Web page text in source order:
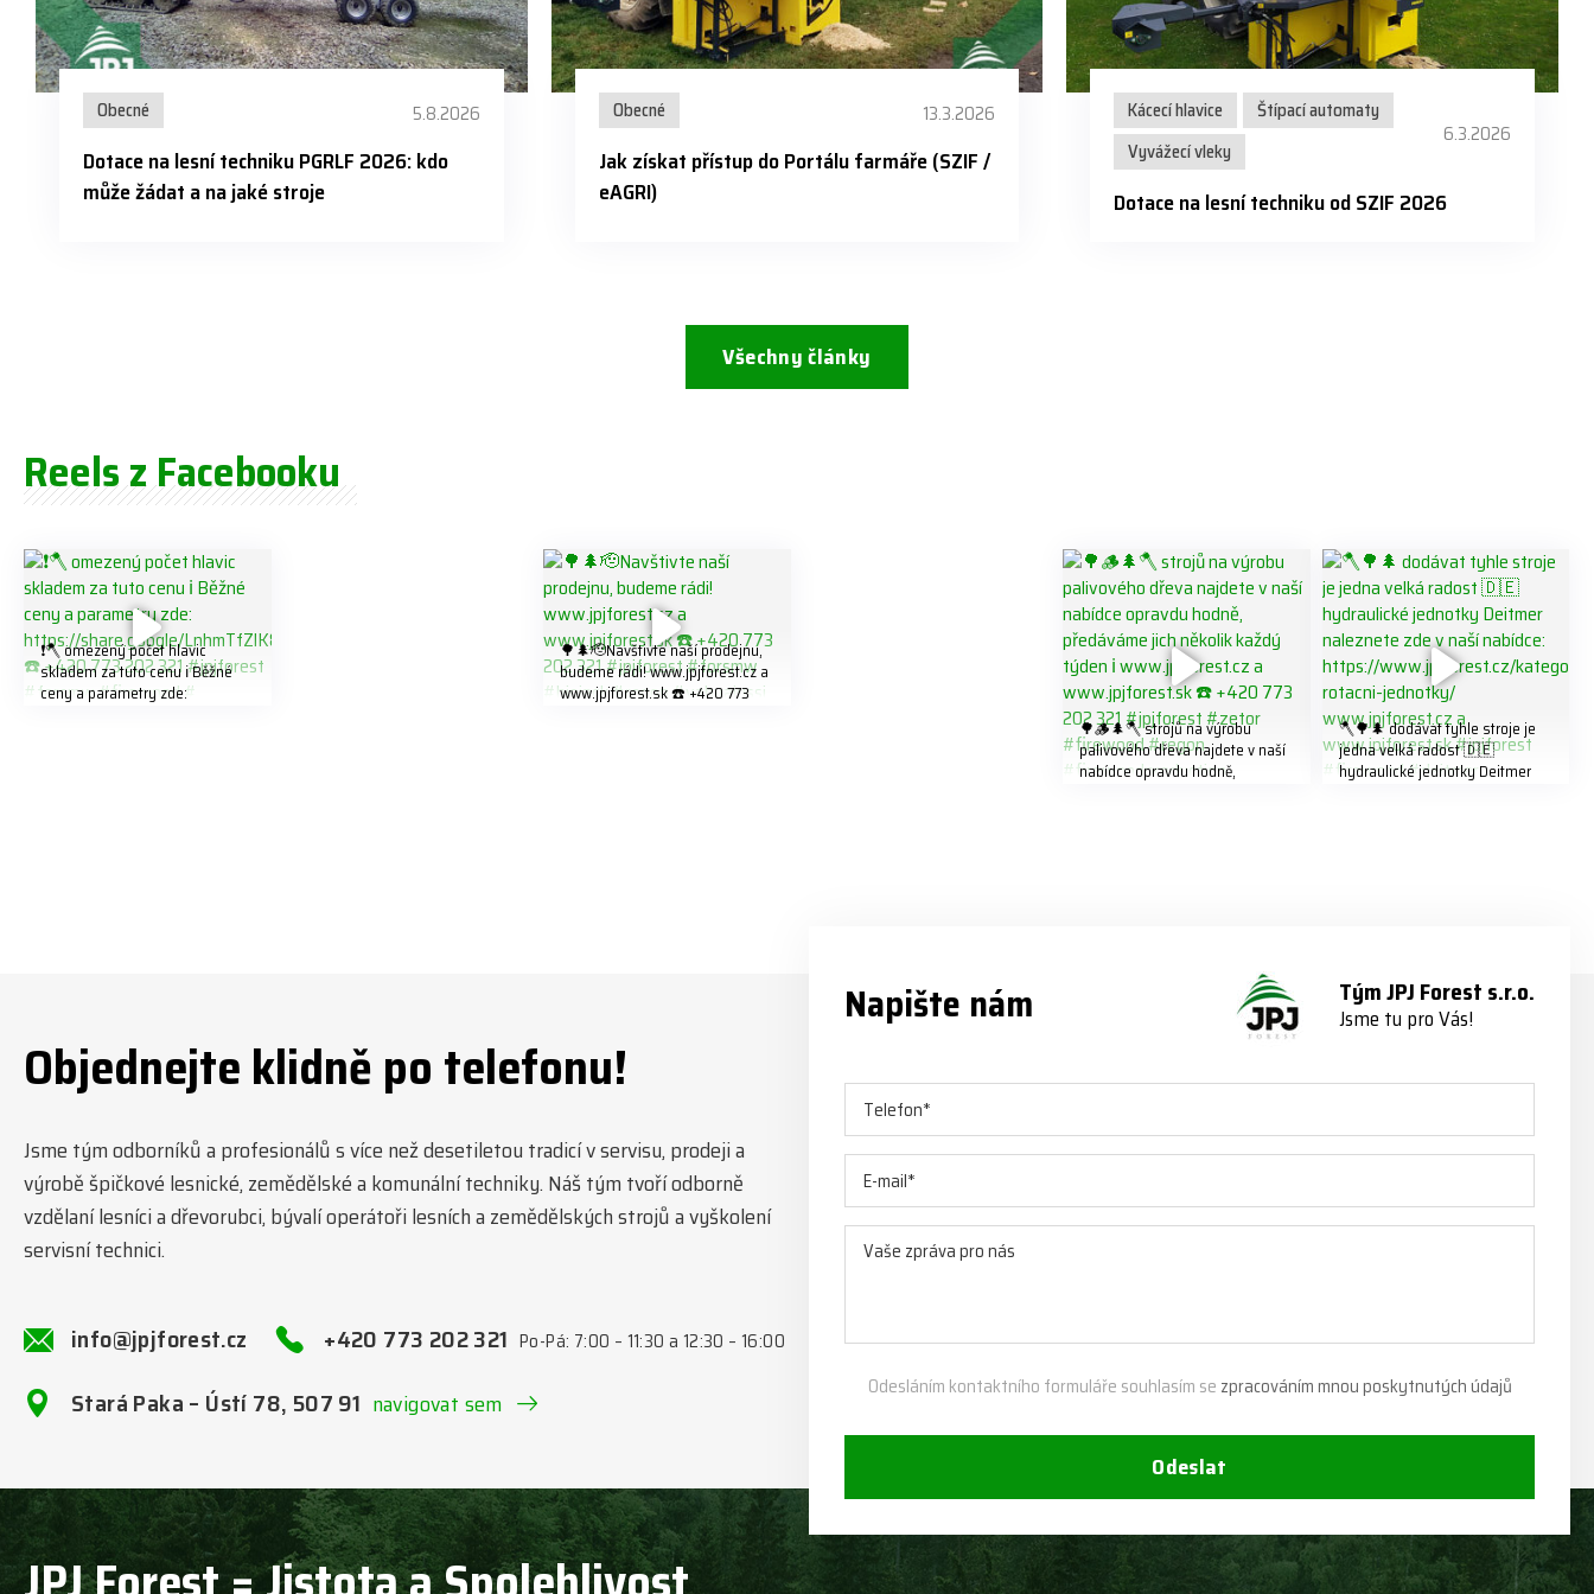
Obecné 5.8.2026
Dotace na lesní techniku PGRLF 2026: kdo
může žádat a na jaké stroje
Obecné 13.3.2026
Jak získat přístup do Portálu farmáře (SZIF /
eAGRI)
Kácecí hlavice
Štípací automaty
Vyvážecí vleky
6.3.2026
Dotace na lesní techniku od SZIF 2026
Všechny články
Reels z Facebooku
❗️🪓 omezený počet hlavic
skladem za tuto cenu ℹ️ Běžné
ceny a parametry zde:
🌳🌲🫡Navštivte naší prodejnu,
budeme rádi! www.jpjforest.cz a
www.jpjforest.sk ☎️ +420 773
🌳🪵🌲🪓 strojů na výrobu
palivového dřeva najdete v naší
nabídce opravdu hodně,
🪓🌳🌲 dodávat tyhle stroje je
jedna velká radost 🇩🇪
hydraulické jednotky Deitmer
Objednejte klidně po telefonu!
Jsme tým odborníků a profesionálů s více než desetiletou tradicí v servisu, prodeji a
výrobě špičkové lesnické, zemědělské a komunální techniky. Náš tým tvoří odborně
vzdělaní lesníci a dřevorubci, bývalí operátoři lesních a zemědělských strojů a vyškolení
servisní technici.
info@jpjforest.cz +420 773 202 321 Po-Pá: 7:00 – 11:30 a 12:30 – 16:00
Stará Paka – Ústí 78, 507 91 navigovat sem
Napište nám Tým JPJ Forest s.r.o.
Jsme tu pro Vás!
Odesláním kontaktního formuláře souhlasím se zpracováním mnou poskytnutých údajů
Odeslat